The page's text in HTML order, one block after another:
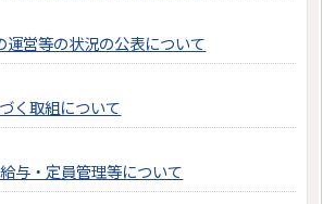
運営等の状況の公表について
く取組について
与・定員管理等について